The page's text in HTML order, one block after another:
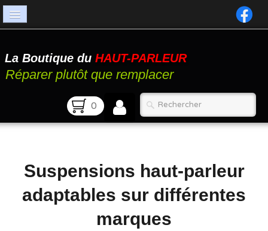
Catalogue
Atelier
La Boutique du HAUT-PARLEUR
Réparer plutôt que remplacer
0
Suspensions haut-parleur
adaptables sur différentes
marques